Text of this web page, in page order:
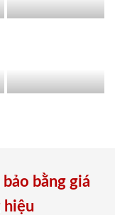
bằng giá
hiệu